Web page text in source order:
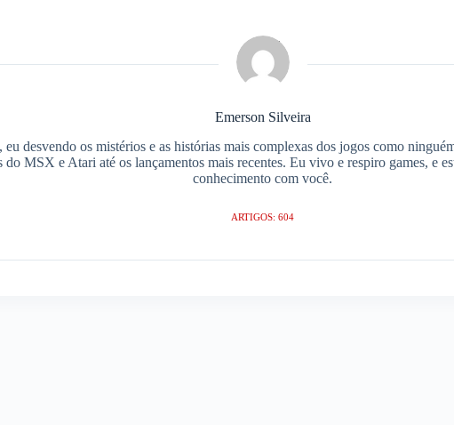
Emerson Silveira
desvendo os mistérios e as histórias mais complexas dos jogos como
do MSX e Atari até os lançamentos mais recentes. Eu vivo e respiro games, e
conhecimento com você.
ARTIGOS: 604